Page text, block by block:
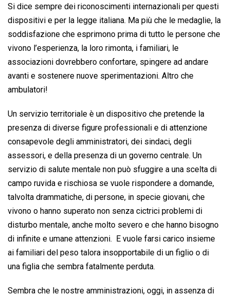
Si dice sempre dei riconoscimenti internazionali per questi
dispositivi e per la legge italiana. Ma più che le medaglie, la
soddisfazione che esprimono prima di tutto le persone che
vivono l’esperienza, la loro rimonta, i familiari, le
associazioni dovrebbero confortare, spingere ad andare
avanti e sostenere nuove sperimentazioni. Altro che
ambulatori!
Un servizio territoriale è un dispositivo che pretende la
presenza di diverse figure professionali e di attenzione
consapevole degli amministratori, dei sindaci, degli
assessori, e della presenza di un governo centrale. Un
servizio di salute mentale non può sfuggire a una scelta di
campo ruvida e rischiosa se vuole rispondere a domande,
talvolta drammatiche, di persone, in specie giovani, che
vivono o hanno superato non senza cictrici problemi di
disturbo mentale, anche molto severo e che hanno bisogno
di infinite e umane attenzioni. E vuole farsi carico insieme
ai familiari del peso talora insopportabile di un figlio o di
una figlia che sembra fatalmente perduta.
Sembra che le nostre amministrazioni, oggi, in assenza di